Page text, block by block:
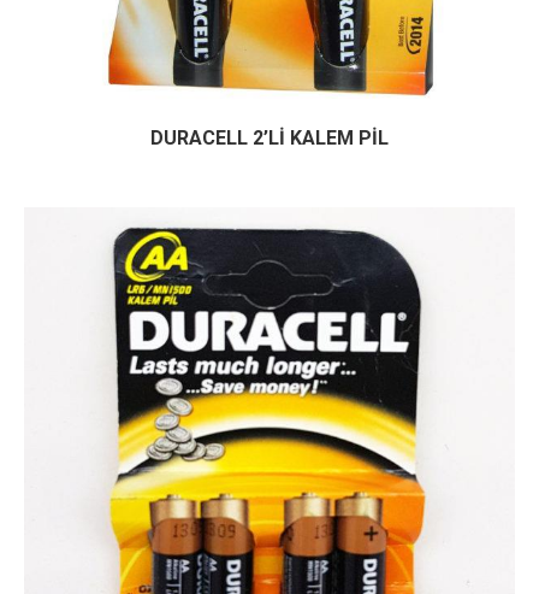
DURACELL 2’Lİ KALEM PİL